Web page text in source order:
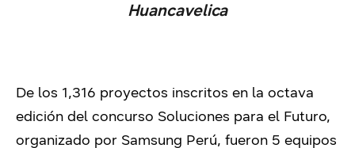
Huancavelica
De los 1,316 proyectos inscritos en la octava
edición del concurso Soluciones para el Futuro,
organizado por Samsung Perú, fueron 5 equipos